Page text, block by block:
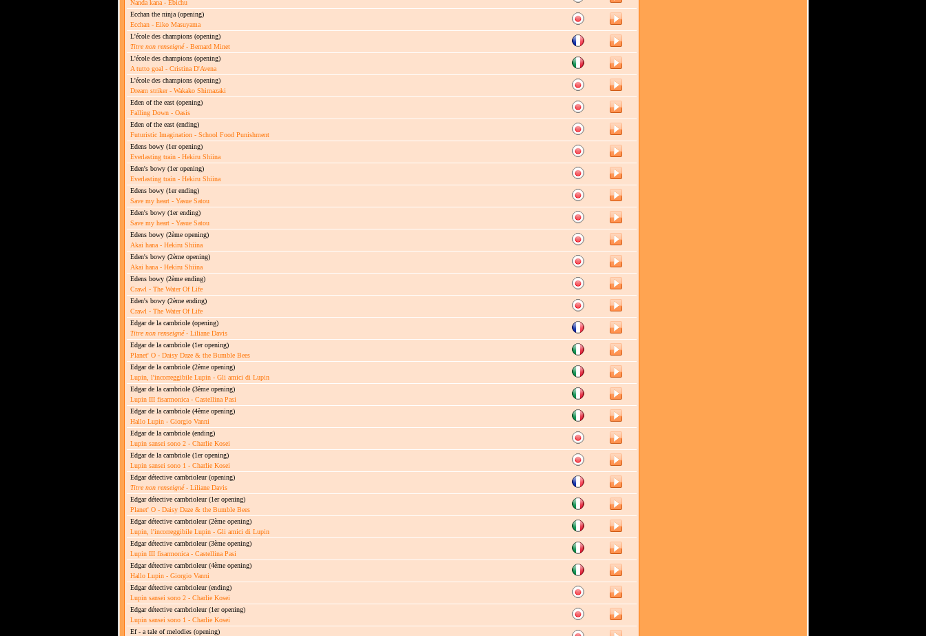
Nanda kana - Ebichu
Ecchan the ninja(opening)
Ecchan - Eiko Masuyama
L'école des champions(opening)
Titre non renseigné- Bernard Minet
L'école des champions(opening)
A tutto goal - Cristina D'Avena
L'école des champions(opening)
Dream striker - Wakako Shimazaki
Eden of the east(opening)
Falling Down - Oasis
Eden of the east(ending)
Futuristic Imagination - School Food Punishment
Edens bowy(1er opening)
Everlasting train - Hekiru Shiina
Eden's bowy(1er opening)
Everlasting train - Hekiru Shiina
Edens bowy(1er ending)
Save my heart - Yasue Satou
Eden's bowy(1er ending)
Save my heart - Yasue Satou
Edens bowy(2ème opening)
Akai hana - Hekiru Shiina
Eden's bowy(2ème opening)
Akai hana - Hekiru Shiina
Edens bowy(2ème ending)
Crawl - The Water Of Life
Eden's bowy(2ème ending)
Crawl - The Water Of Life
Edgar de la cambriole(opening)
Titre non renseigné- Liliane Davis
Edgar de la cambriole(1er opening)
Planet' O - Daisy Daze & the Bumble Bees
Edgar de la cambriole(2ème opening)
Lupin, l'incorreggibile Lupin - Gli amici di Lupin
Edgar de la cambriole(3ème opening)
Lupin III fisarmonica - Castellina Pasi
Edgar de la cambriole(4ème opening)
Hallo Lupin - Giorgio Vanni
Edgar de la cambriole(ending)
Lupin sansei sono 2 - Charlie Kosei
Edgar de la cambriole(1er opening)
Lupin sansei sono 1 - Charlie Kosei
Edgar détective cambrioleur(opening)
Titre non renseigné- Liliane Davis
Edgar détective cambrioleur(1er opening)
Planet' O - Daisy Daze & the Bumble Bees
Edgar détective cambrioleur(2ème opening)
Lupin, l'incorreggibile Lupin - Gli amici di Lupin
Edgar détective cambrioleur(3ème opening)
Lupin III fisarmonica - Castellina Pasi
Edgar détective cambrioleur(4ème opening)
Hallo Lupin - Giorgio Vanni
Edgar détective cambrioleur(ending)
Lupin sansei sono 2 - Charlie Kosei
Edgar détective cambrioleur(1er opening)
Lupin sansei sono 1 - Charlie Kosei
Ef - a tale of melodies(opening)